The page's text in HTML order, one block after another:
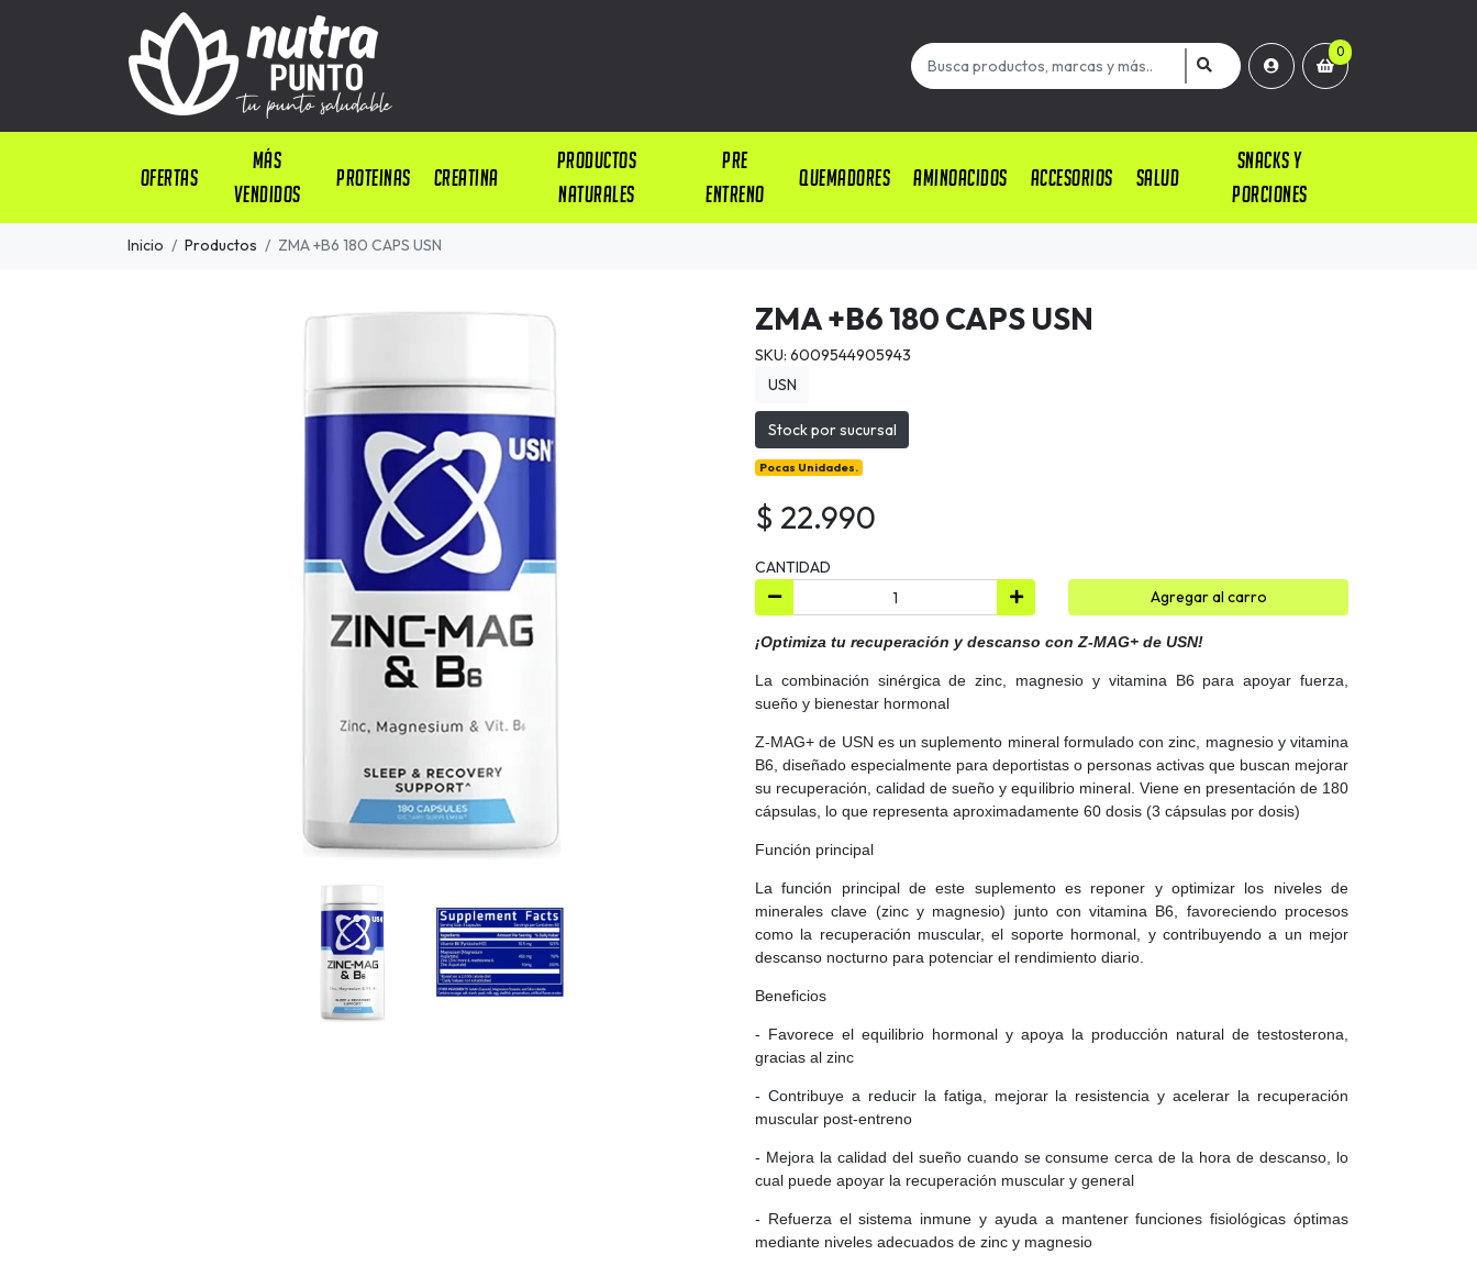
0
OFERTAS
Más
Vendidos
PROTEINAS CREATINA
PRODUCTOS
NATURALES
PRE
ENTRENO
QUEMADORES AMINOACIDOS ACCESORIOS SALUD
SNACKS Y
PORCIONES
Inicio Productos ZMA +B6 180 CAPS USN
ZMA +B6 180 CAPS USN
SKU: 6009544905943
USN
Stock por sucursal
Pocas Unidades.
$ 22.990
CANTIDAD
Agregar al carro
¡Optimiza tu recuperación y descanso con Z-MAG+ de USN!
La combinación sinérgica de zinc, magnesio y vitamina B6 para apoyar fuerza,
sueño y bienestar hormonal
Z-MAG+ de USN es un suplemento mineral formulado con zinc, magnesio y vitamina
B6, diseñado especialmente para deportistas o personas activas que buscan mejorar
su recuperación, calidad de sueño y equilibrio mineral. Viene en presentación de 180
cápsulas, lo que representa aproximadamente 60 dosis (3 cápsulas por dosis)
Función principal
La función principal de este suplemento es reponer y optimizar los niveles de
minerales clave (zinc y magnesio) junto con vitamina B6, favoreciendo procesos
como la recuperación muscular, el soporte hormonal, y contribuyendo a un mejor
descanso nocturno para potenciar el rendimiento diario.
Beneficios
- Favorece el equilibrio hormonal y apoya la producción natural de testosterona,
gracias al zinc
- Contribuye a reducir la fatiga, mejorar la resistencia y acelerar la recuperación
muscular post-entreno
- Mejora la calidad del sueño cuando se consume cerca de la hora de descanso, lo
cual puede apoyar la recuperación muscular y general
- Refuerza el sistema inmune y ayuda a mantener funciones fisiológicas óptimas
mediante niveles adecuados de zinc y magnesio